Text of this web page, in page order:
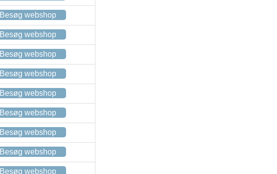
Besøg webshop
Besøg webshop
Besøg webshop
Besøg webshop
Besøg webshop
Besøg webshop
Besøg webshop
Besøg webshop
Besøg webshop